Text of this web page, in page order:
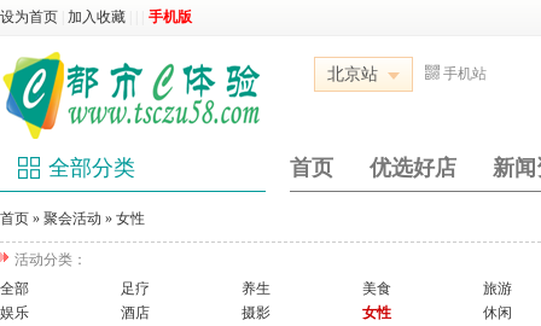
设为首页 加入收藏 手机版
北京站 手机站
全部分类 首页 优选好店 新闻
首页 » 聚会活动 » 女性
活动分类：
全部
足疗 养生 美食
旅游
娱乐
酒店 摄影 女性
休闲